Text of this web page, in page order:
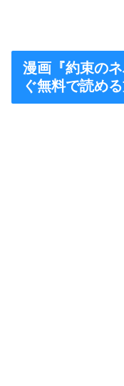
漫画『約束の
ぐ無料で読め